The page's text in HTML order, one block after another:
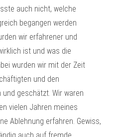
auch nicht, welche
begangen werden
wir erfahrener und
ist und was die
wurden wir mit der Zeit
und den
geschätzt. Wir waren
vielen Jahren meines
Ablehnung erfahren. Gewiss,